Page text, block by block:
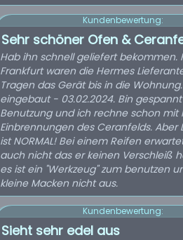
Kundenbewertung:
Sehr schöner Ofen &
Hab ihn schnell geliefert bekommen.
Frankfurt waren die Hermes
Tragen das Gerät bis in die Wohnung.
eingebaut - 03.02.2024. Bin
Benutzung und ich rechne schon mit
Einbrennungen des Ceranfelds. Aber Leute - Das
ist NORMAL! Bei einem Reifen
auch nicht das er keinen Verschleiß
es ist ein "Werkzeug" zum benutzen
kleine Macken nicht aus.
Kundenbewertung:
Sieht sehr edel aus